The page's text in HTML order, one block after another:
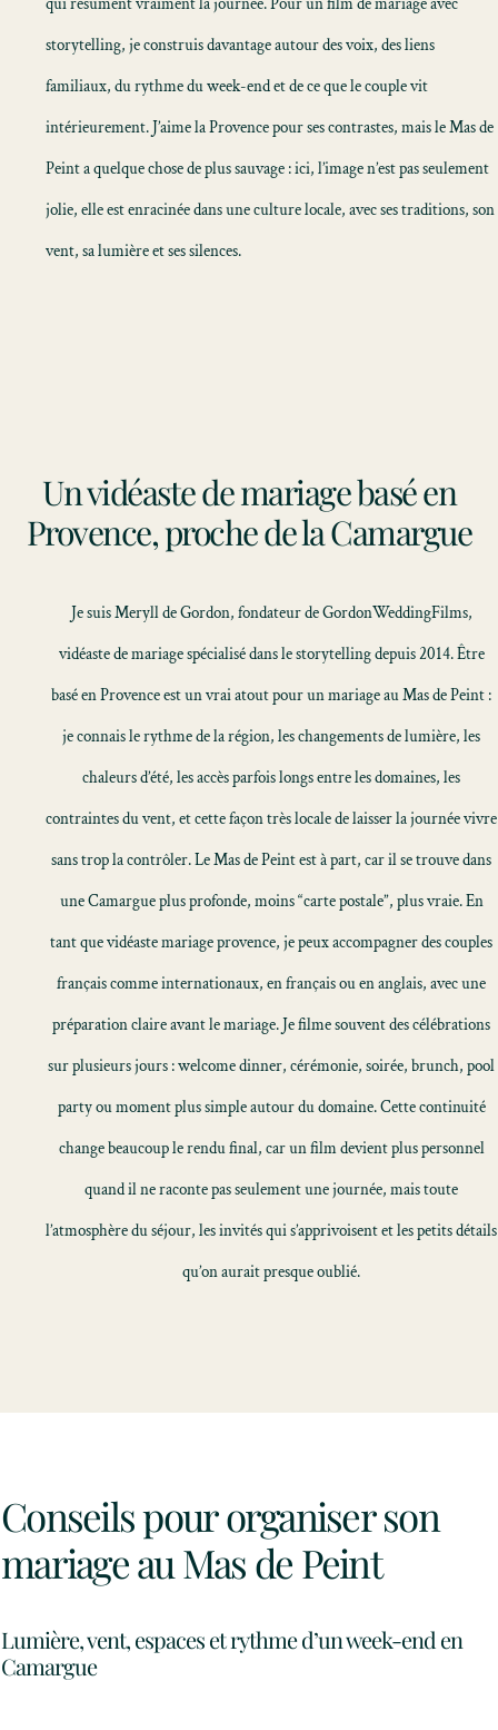
storytelling, je construis davantage autour des voix, des liens
familiaux, du rythme du week-end et de ce que le couple vit
intérieurement. J’aime la Provence pour ses contrastes, mais le Mas de
Peint a quelque chose de plus sauvage : ici, l’image n’est pas seulement
jolie, elle est enracinée dans une culture locale, avec ses traditions, son
vent, sa lumière et ses silences.
Un vidéaste de mariage basé en
Provence, proche de la Camargue
Je suis Meryll de Gordon, fondateur de GordonWeddingFilms,
vidéaste de mariage spécialisé dans le storytelling depuis 2014. Être
basé en Provence est un vrai atout pour un mariage au Mas de Peint :
je connais le rythme de la région, les changements de lumière, les
chaleurs d’été, les accès parfois longs entre les domaines, les
contraintes du vent, et cette façon très locale de laisser la journée vivre
sans trop la contrôler. Le Mas de Peint est à part, car il se trouve dans
une Camargue plus profonde, moins “carte postale”, plus vraie. En
tant que vidéaste mariage provence, je peux accompagner des couples
français comme internationaux, en français ou en anglais, avec une
préparation claire avant le mariage. Je filme souvent des célébrations
sur plusieurs jours : welcome dinner, cérémonie, soirée, brunch, pool
party ou moment plus simple autour du domaine. Cette continuité
change beaucoup le rendu final, car un film devient plus personnel
quand il ne raconte pas seulement une journée, mais toute
l’atmosphère du séjour, les invités qui s’apprivoisent et les petits détails
qu’on aurait presque oublié.
Conseils pour organiser son
mariage au Mas de Peint
Lumière, vent, espaces et rythme d’un week-end en
Camargue